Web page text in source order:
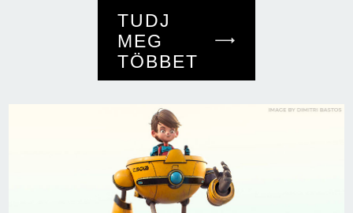
TUDJ
MEG
TÖBBET